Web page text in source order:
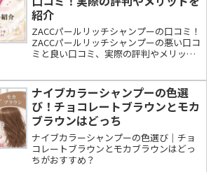
紹介
ZACCパールリッチシャンプーの口コミ！
ZACCパールリッチシャンプーの悪い口コ
ミと良い口コミ、実際の評判やメリッ
ナイブカラーシャンプーの色選
び！チョコレートブラウンとモカ
ブラウンはどっち
ナイブカラーシャンプーの色選び｜チョ
コレートブラウンとモカブラウンはどっ
ちがおすすめ？